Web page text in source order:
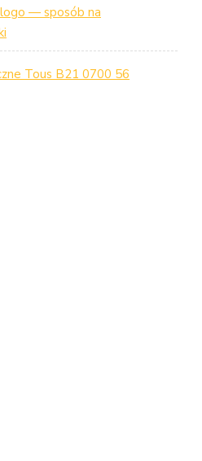
— sposób na
Tous B21 0700 56